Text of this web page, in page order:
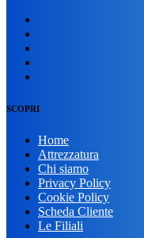
SCOPRI
Home
Attrezzatura
Chi siamo
Privacy Policy
Cookie Policy
Scheda Cliente
Le Filiali